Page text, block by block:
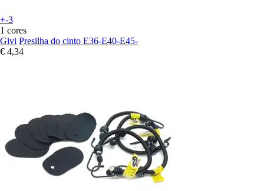
+-3
1 cores
Givi Presilha do cinto E36-E40-E45-
€ 4,34